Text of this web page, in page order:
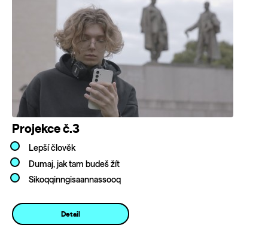
Projekce č.3
Lepší člověk
Dumaj, jak tam budeš žít
Sikoqqinngisaannassooq
Detail